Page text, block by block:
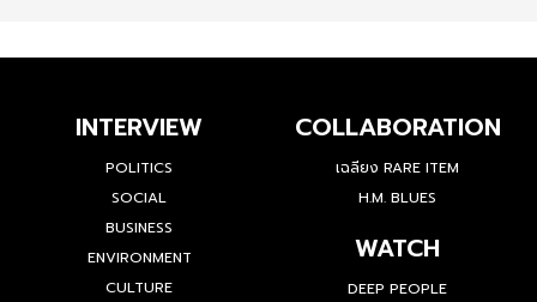
INTERVIEW
POLITICS
SOCIAL
BUSINESS
ENVIRONMENT
CULTURE
COLLABORATION
เฉลียง RARE ITEM
H.M. BLUES
WATCH
DEEP PEOPLE